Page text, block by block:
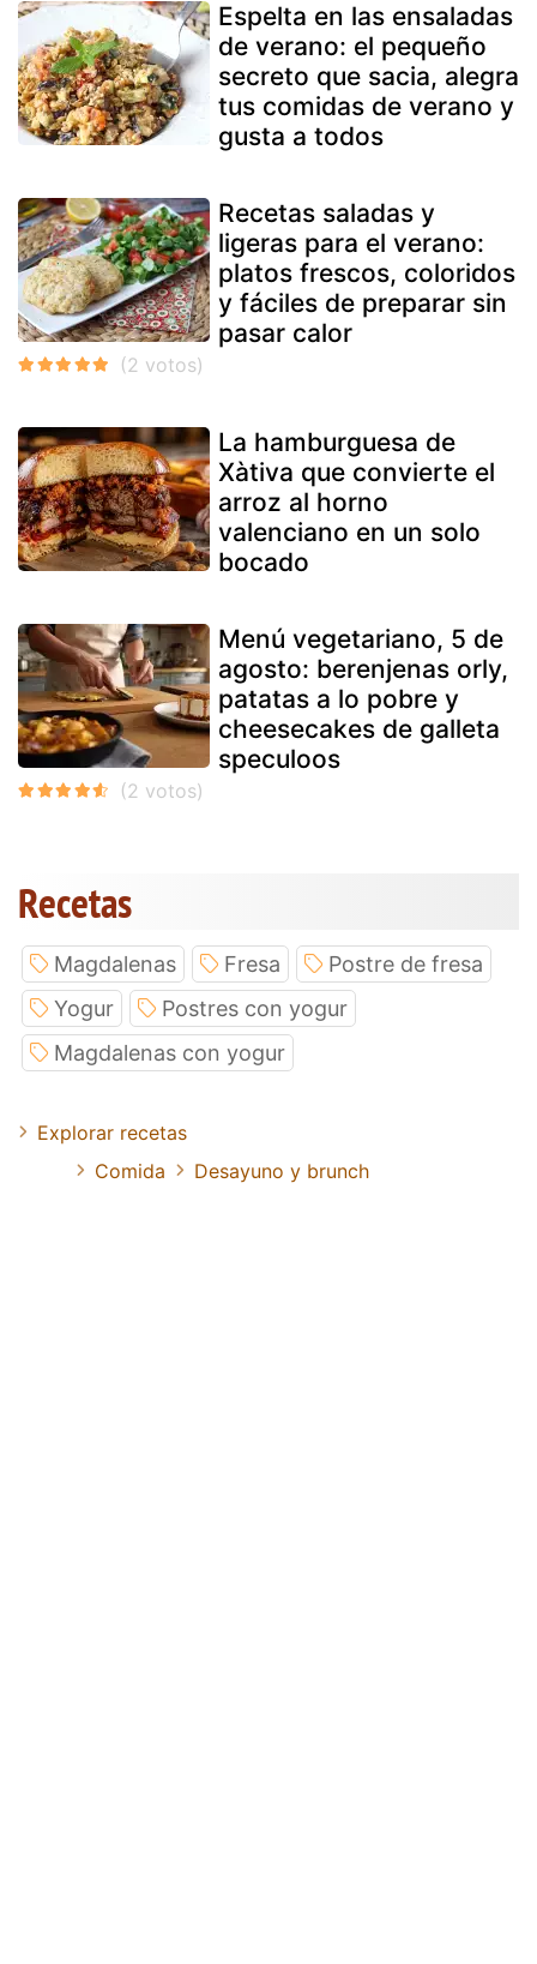
Espelta en las ensaladas
de verano: el pequeño
secreto que sacia, alegra
tus comidas de verano y
gusta a todos
Recetas saladas y
ligeras para el verano:
platos frescos, coloridos
y fáciles de preparar sin
pasar calor
La hamburguesa de
Xàtiva que convierte el
arroz al horno
valenciano en un solo
bocado
Menú vegetariano, 5 de
agosto: berenjenas orly,
patatas a lo pobre y
cheesecakes de galleta
speculoos
Recetas
Magdalenas Fresa
Postre de fresa
Yogur
Postres con yogur
Magdalenas con yogur
Explorar recetas
Comida
Desayuno y brunch